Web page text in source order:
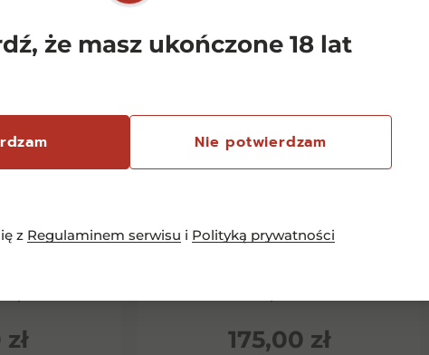
że masz ukończone 18 lat
Nie potwierdzam
z Regulaminem serwisu i Polityką prywatności
zł
Chianti Classico Riserva
175,00 zł